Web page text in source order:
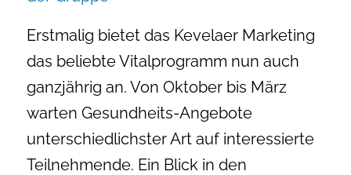
Erstmalig bietet das Kevelaer Marketing
das beliebte Vitalprogramm nun auch
ganzjährig an. Von Oktober bis März
warten Gesundheits-Angebote
unterschiedlichster Art auf interessierte
Teilnehmende. Ein Blick in den